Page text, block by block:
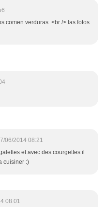
comen verduras..<br /> las fotos
06/2014 08:21
et avec des courgettes il
cuisiner :)
08:01